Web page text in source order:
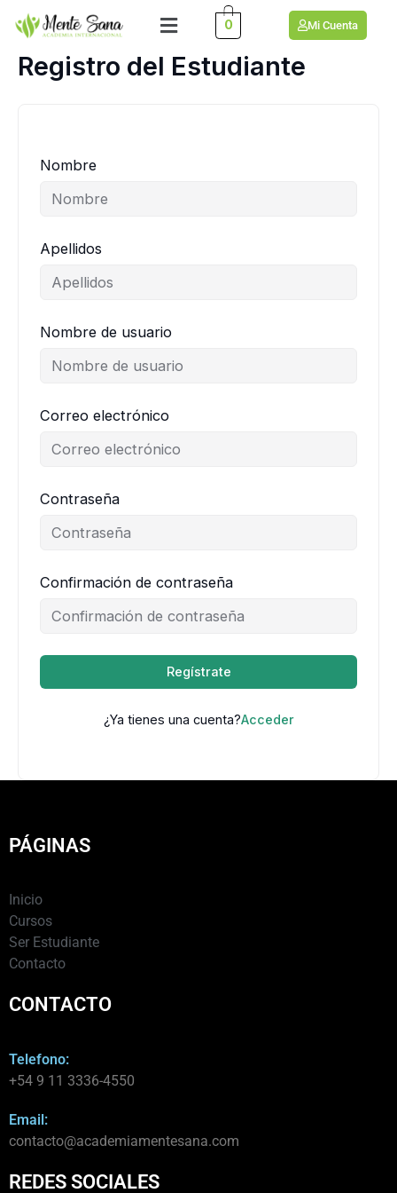
contenido
Menú 0 Mi Cuenta
Registro del Estudiante
Nombre
Apellidos
Nombre de usuario
Correo electrónico
Contraseña
Confirmación de contraseña
Regístrate
¿Ya tienes una cuenta?Acceder
PÁGINAS
Inicio
Cursos
Ser Estudiante
Contacto
CONTACTO
Telefono:
+54 9 11 3336-4550​
Email:
contacto@academiamentesana.com​
REDES SOCIALES